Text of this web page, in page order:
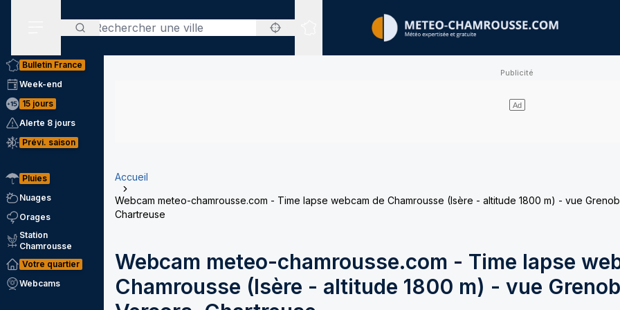
Rechercher
Sites expertisés
Bulletin France
Week-end
15 jours
Alerte 8 jours
Prévi. saison
Pluies
Nuages
Orages
Station
Chamrousse
Votre quartier
Webcams
Accueil
Webcam meteo-chamrousse.com - Time lapse webcam de Chamrousse (Isère - altitude 1800 m) - vue
Chartreuse
Webcam meteo-chamrousse.com - Time lapse
Chamrousse (Isère - altitude 1800 m) - vue